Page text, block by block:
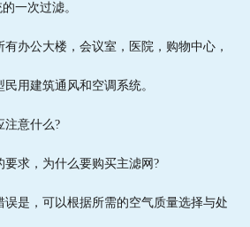
一次过滤。
公大楼，会议室，医院，购物中心，
用建筑通风和空调系统。
意什么?
求，为什么要购买主滤网?
是，可以根据所需的空气质量选择与处